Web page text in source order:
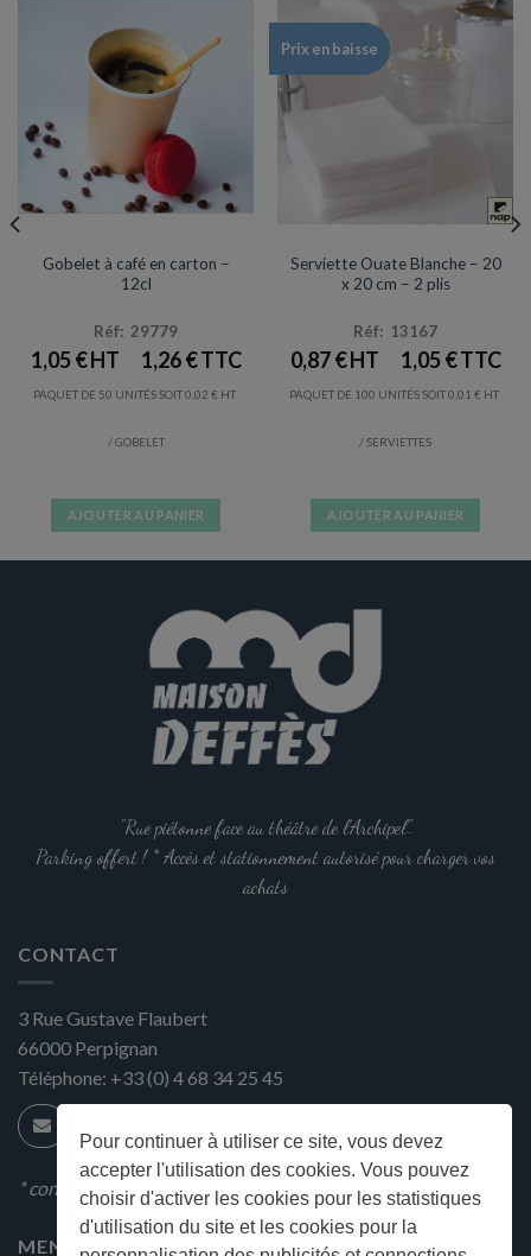
Pour continuer à utiliser ce site, vous devez
accepter l'utilisation des cookies. Vous pouvez
choisir d'activer les cookies pour les statistiques
d'utilisation du site et les cookies pour la
Gobelet à café en carton –
12cl
Réf: 29779
1,05€ 1,26€
PAQUET DE 50 UNITÉS SOIT0,02 €
/ GOBELET
AJOUTER AU PANIER
Prix en baisse
Serviette Ouate Blanche – 20
x 20 cm – 2 plis
Réf: 13167
0,87€ 1,05€
PAQUET DE 100 UNITÉS SOIT0,01 €
/ SERVIETTES
AJOUTER AU PANIER
"Rue piétonne face au théâtre de l'Archipel".
Parking offert ! * Accès et stationnement autorisé pour charger vos
achats
CONTACT
3 Rue Gustave Flaubert
66000 Perpignan
Téléphone: +33 (0) 4 68 34 25 45
* condition en magasin
MENU